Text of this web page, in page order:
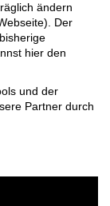
ändern
Der
hier den
und der
Partner durch